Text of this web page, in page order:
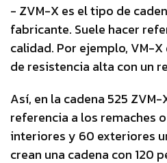
- ZVM-X es el tipo de
fabricante. Suele hacer
calidad. Por ejemplo, VM-X
de resistencia alta con un
Así, en la cadena 525 ZVM-
referencia a los remaches
interiores y 60 exteriores
crean una cadena con 120